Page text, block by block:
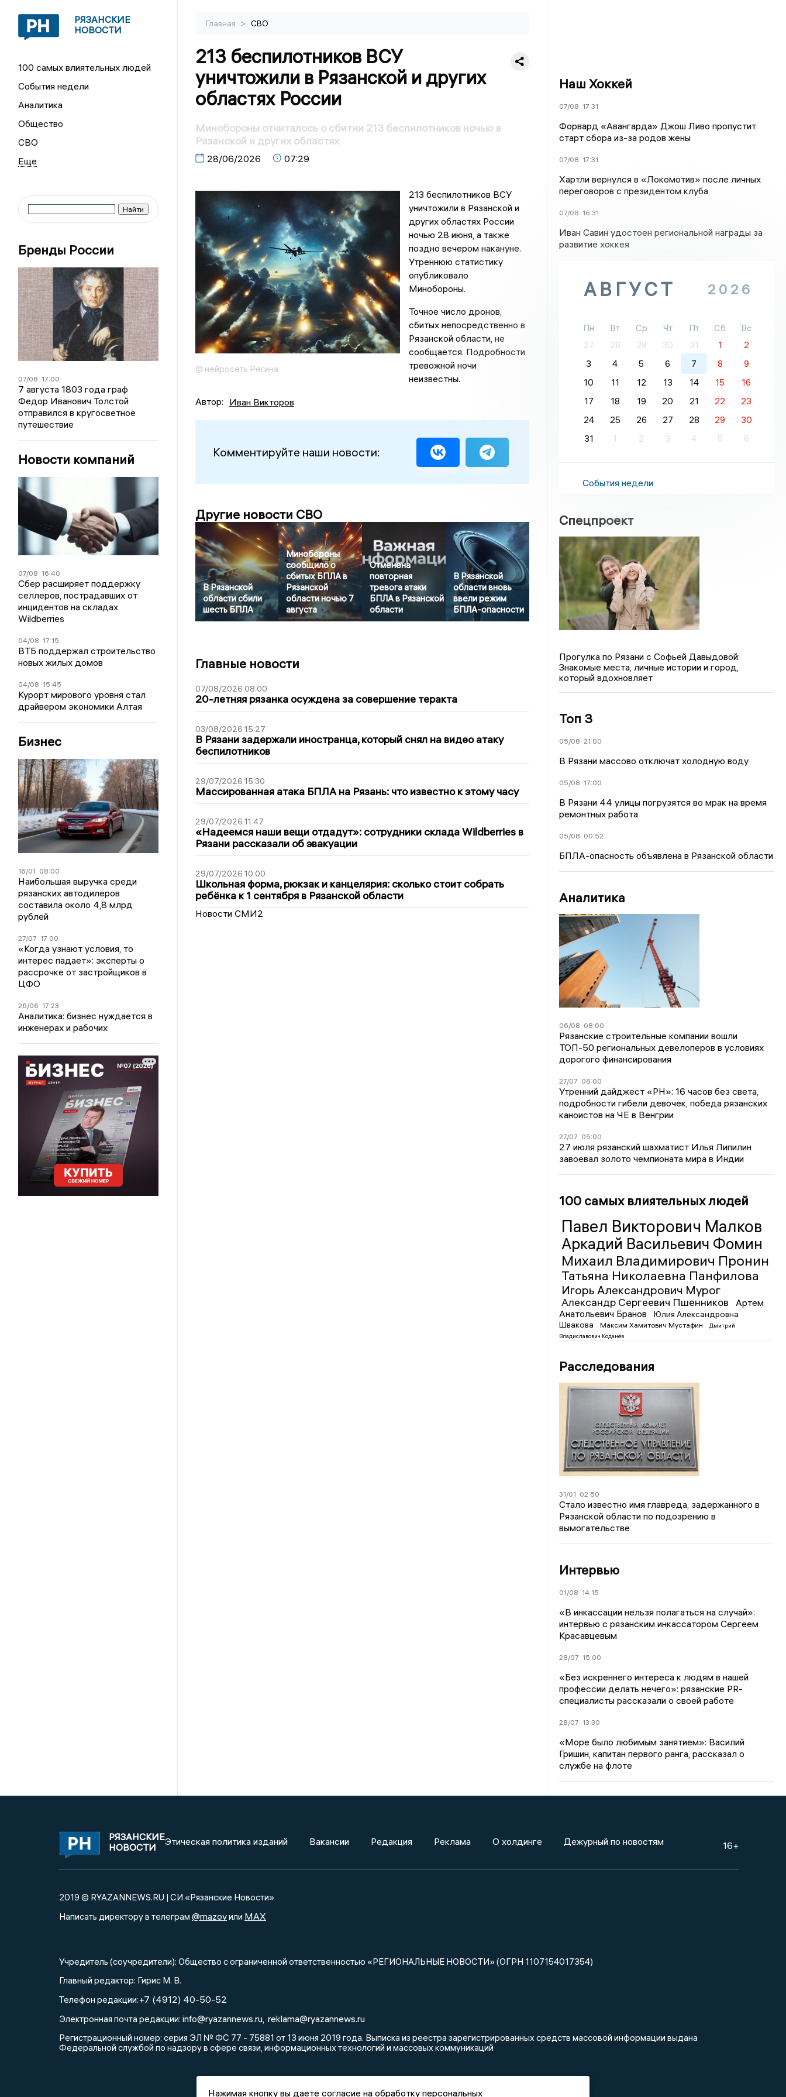
РЯЗАНСКИЕ
НОВОСТИ
100 самых влиятельных людей
События недели
Аналитика
Общество
СВО
Бренды России
07/08 17:00
7 августа 1803 года граф
Федор Иванович Толстой
отправился в кругосветное
путешествие
Новости компаний
07/08 16:40
Сбер расширяет поддержку
селлеров, пострадавших от
инцидентов на складах
Wildberries
04/08 17:15
ВТБ поддержал строительство
новых жилых домов
04/08 15:45
Курорт мирового уровня стал
драйвером экономики Алтая
Бизнес
16/01 08:00
Наибольшая выручка среди
рязанских автодилеров
составила около 4,8 млрд
рублей
27/07 17:00
«Когда узнают условия, то
интерес падает»: эксперты о
рассрочке от застройщиков в
ЦФО
26/06 17:23
Аналитика: бизнес нуждается в
инженерах и рабочих
Главная > СВО
213 беспилотников ВСУ
уничтожили в Рязанской и других
областях России
Минобороны отчиталось о сбитии 213 беспилотников ночью в
Рязанской и других областях
28/06/2026 07:29
© нейросеть Регина
213 беспилотников ВСУ
уничтожили в Рязанской и
других областях России
ночью 28 июня, а также
поздно вечером накануне.
Утреннюю статистику
опубликовало
Минобороны.
Точное число дронов,
сбитых непосредственно в
Рязанской области, не
сообщается. Подробности
тревожной ночи
неизвестны.
Автор: Иван Викторов
Комментируйте наши новости:
Другие новости СВО
В Рязанской
области сбили
шесть БПЛА
Минобороны
сообщило о
сбитых БПЛА в
Рязанской
области ночью 7
августа
Отменена
повторная
тревога атаки
БПЛА в Рязанской
области
В Рязанской
области вновь
ввели режим
БПЛА-опасности
Главные новости
07/08/2026 08:00
20-летняя рязанка осуждена за совершение теракта
03/08/2026 15:27
В Рязани задержали иностранца, который снял на видео атаку
беспилотников
29/07/2026 15:30
Массированная атака БПЛА на Рязань: что известно к этому часу
29/07/2026 11:47
«Надеемся наши вещи отдадут»: сотрудники склада Wildberries в
Рязани рассказали об эвакуации
29/07/2026 10:00
Школьная форма, рюкзак и канцелярия: сколько стоит собрать
ребёнка к 1 сентября в Рязанской области
Новости СМИ2
Наш Хоккей
07/08 17:31
Форвард «Авангарда» Джош Ливо пропустит
старт сбора из-за родов жены
07/08 17:31
Хартли вернулся в «Локомотив» после личных
переговоров с президентом клуба
07/08 16:31
Иван Савин удостоен региональной награды за
развитие хоккея
АВГУСТ 2026
Пн Вт Ср Чт Пт Сб
Вс
27
28 29 30 31 1
2
3
4 5 6 7 8
9
10
11 12 13 14 15
16
17
18 19 20 21 22
23
24
25 26 27 28 29
30
31
1 2 3 4 5 6
События недели
Спецпроект
Прогулка по Рязани с Софьей Давыдовой:
Знакомые места, личные истории и город,
который вдохновляет
Топ 3
05/08 21:00
В Рязани массово отключат холодную воду
05/08 17:00
В Рязани 44 улицы погрузятся во мрак на время
ремонтных работа
05/08 00:52
БПЛА-опасность объявлена в Рязанской области
Аналитика
06/08 08:00
Рязанские строительные компании вошли
ТОП-50 региональных девелоперов в условиях
дорогого финансирования
27/07 08:00
Утренний дайджест «РН»: 16 часов без света,
подробности гибели девочек, победа рязанских
каноистов на ЧЕ в Венгрии
27/07 05:00
27 июля рязанский шахматист Илья Липилин
завоевал золото чемпионата мира в Индии
100 самых влиятельных людей
Павел Викторович Малков
Аркадий Васильевич Фомин
Михаил Владимирович Пронин
Татьяна Николаевна Панфилова
Игорь Александрович Мурог
Александр Сергеевич Пшенников
Артем
Анатольевич Бранов
Юлия Александровна
Швакова
Максим Хамитович Мустафин
Дмитрий
Владиславович Коданёв
Расследования
31/01 02:50
Стало известно имя главреда, задержанного в
Рязанской области по подозрению в
вымогательстве
Интервью
01/08 14:15
«В инкассации нельзя полагаться на случай»:
интервью с рязанским инкассатором Сергеем
Красавцевым
28/07 15:00
«Без искреннего интереса к людям в нашей
профессии делать нечего»: рязанские PR-
специалисты рассказали о своей работе
28/07 13:30
«Море было любимым занятием»: Василий
Гришин, капитан первого ранга, рассказал о
службе на флоте
РЯЗАНСКИЕ
НОВОСТИ
Этическая политика изданий Вакансии Редакция Реклама О холдинге Дежурный по новостям 16+
2019 © RYAZANNEWS.RU | СИ «Рязанские Новости»
Написать директору в телеграм @mazovили MAX
Учредитель (соучредители): Общество с ограниченной ответственностью «РЕГИОНАЛЬНЫЕ НОВОСТИ» (ОГРН 1107154017354)
Главный редактор: Гирис М. В.
Телефон редакции:+7 (4912) 40-50-52
Электронная почта редакции: info@ryazannews.ru reklama@ryazannews.ru
Регистрационный номер: серия ЭЛ № ФС 77 - 75881 от 13 июня 2019 года. Выписка из реестра зарегистрированных средств массовой информации выдана
Федеральной службой по надзору в сфере связи, информационных технологий и массовых коммуникаций
Нажимая кнопку вы даете согласие на обработку персональных